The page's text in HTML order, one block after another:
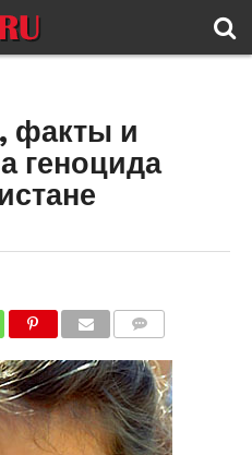
факты и
геноцида